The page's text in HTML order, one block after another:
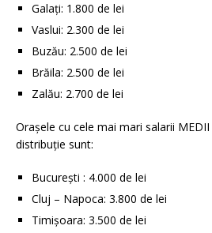
Galați: 1.800 de lei
Vaslui: 2.300 de lei
Buzău: 2.500 de lei
Brăila: 2.500 de lei
Zalău: 2.700 de lei
Orașele cu cele mai mari salarii
distribuție sunt:
București : 4.000 de lei
Cluj – Napoca: 3.800 de lei
Timișoara: 3.500 de lei